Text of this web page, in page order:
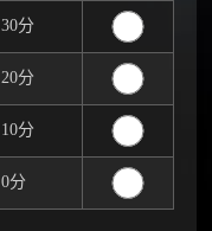
30分
20分
10分
0分